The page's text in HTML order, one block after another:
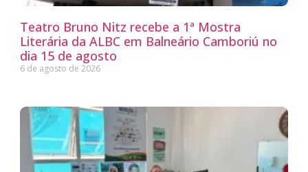
Teatro Bruno Nitz recebe a 1ª Mostra
Literária da ALBC em Balneário Camboriú no
dia 15 de agosto
6 de agosto de 2026